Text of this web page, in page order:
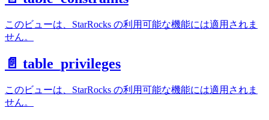
このビューは、StarRocks の利用可能な機能には適用されま
せん。
📄️ table_privileges
このビューは、StarRocks の利用可能な機能には適用されま
せん。